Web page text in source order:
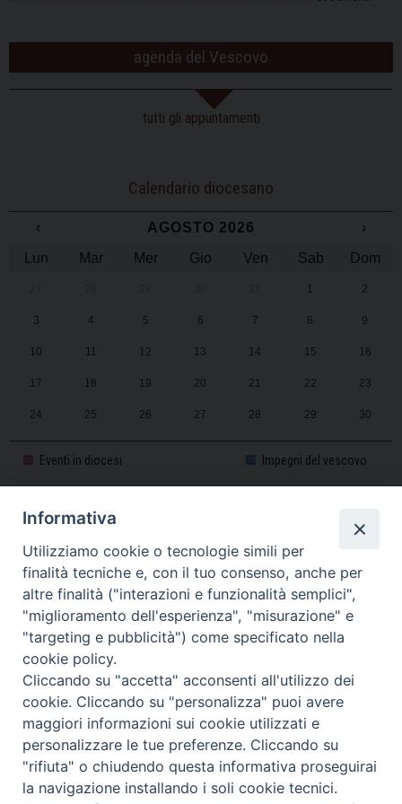
agenda del Vescovo
tutti gli appuntamenti
Calendario diocesano
‹ AGOSTO 2026
›
Lun
Mar Mer Gio Ven Sab Dom
1 2
3 4 5 6 7 8 9
10 11 12 13 14 15 16
17 18 19 20 21 22 23
24 25 26 27 28 29 30
31 1 2 3 4 5 6
Eventi in diocesi Impegni del vescovo
CALENDARIO PASTORALE 2025-2026
Piazza Duomo, 11 - 27100 Pavia - Tel. 0382.386511 - Fax
0382.386525 -servizigenerali@diocesi.pavia.it -Privacy policy
Twitter
Informativa
Utilizziamo cookie o tecnologie simili per
finalità tecniche e, con il tuo consenso, anche per
altre finalità ("interazioni e funzionalità semplici",
"miglioramento dell'esperienza", "misurazione" e
"targeting e pubblicità") come specificato nella
cookie policy.
Cliccando su "accetta" acconsenti all'utilizzo dei
cookie. Cliccando su "personalizza" puoi avere
maggiori informazioni sui cookie utilizzati e
personalizzare le tue preferenze. Cliccando su
"rifiuta" o chiudendo questa informativa proseguirai
la navigazione installando i soli cookie tecnici.